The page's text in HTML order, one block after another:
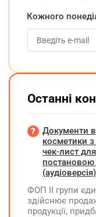
Кожного
Останні
Документи
косметики
чек-лист
(аудіоверсія)
ФОП ІІ групи
здійснює
продукції,